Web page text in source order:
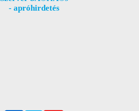
- apróhirdetés